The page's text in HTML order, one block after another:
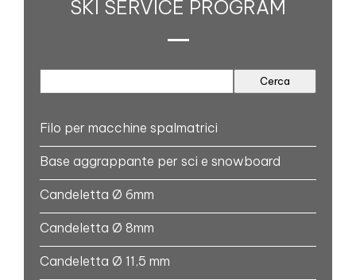
SKI SERVICE PROGRAM
Filo per macchine spalmatrici
Base aggrappante per sci e snowboard
Candeletta Ø 6mm
Candeletta Ø 8mm
Candeletta Ø 11,5 mm